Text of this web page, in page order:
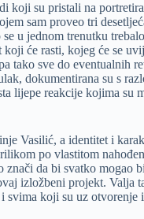
koji su pristali na
sam proveo tri
u jednom trenutku
će rasti, kojeg će se
tako sve do eventualnih
dokumentirana su s
lijepe reakcije kojima su
Vasilić, a identitet i
po vlastitom
da bi svatko mogao
izložbeni projekt. Valja
koji su uz otvorenje